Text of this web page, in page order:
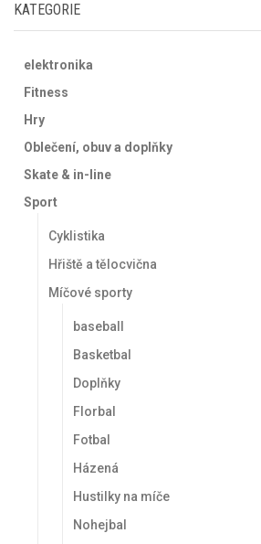
KATEGORIE
elektronika
Fitness
Hry
Oblečení, obuv a doplňky
Skate & in-line
Sport
Cyklistika
Hřiště a tělocvična
Míčové sporty
baseball
Basketbal
Doplňky
Florbal
Fotbal
Házená
Hustilky na míče
Nohejbal